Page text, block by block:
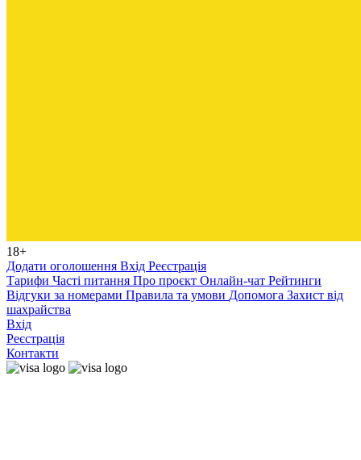
18+
Додати оголошення Вхід Реєстрація
Тарифи Часті питання Про проєкт Онлайн-чат Рейтинги
Відгуки за номерами Правила та умови Допомога Захист від
шахрайства
Вхід
Реєстрація
Контакти